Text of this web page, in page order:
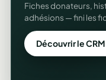
Fiches donateurs,
adhésions — fini les
Découvrir le
Campagnes,
pour chaque
Lancer ma